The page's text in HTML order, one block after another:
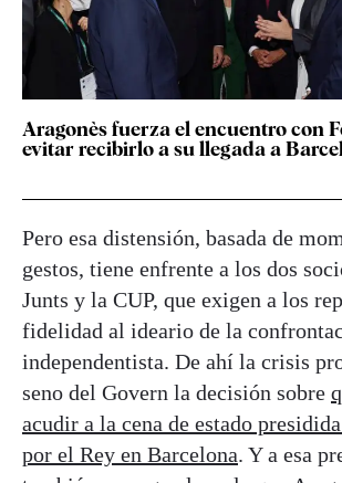
Aragonès fuerza el encuentro con
evitar recibirlo a su llegada a
Pero esa distensión, basada de
gestos, tiene enfrente a los dos
Junts y la CUP, que exigen a los
fidelidad al ideario de la
independentista. De ahí la crisis
seno del Govern la decisión sobre
acudir a la cena de estado
por el Rey en Barcelona. Y a esa